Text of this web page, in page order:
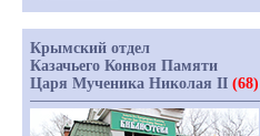
Крымский отдел
Казачьего Конвоя Памяти
Царя Мученика Николая II (68)